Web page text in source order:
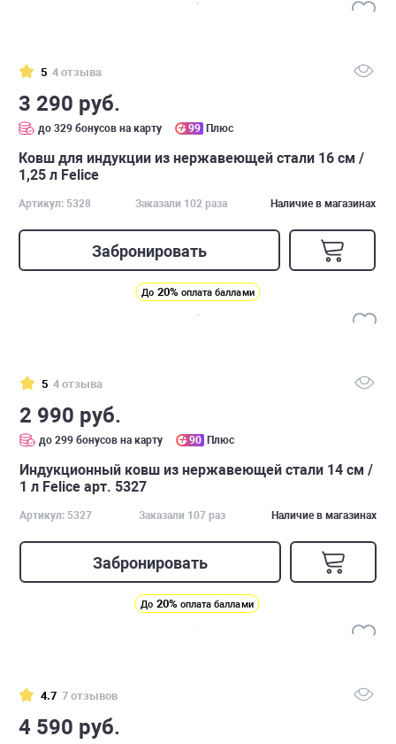
5 4 отзыва
3 290 руб.
до 329 бонусов на карту 99 Плюс
Ковш для индукции из нержавеющей стали 16 см /
1,25 л Felice
Артикул: 5328 Заказали 102 раза Наличие в магазинах
Забронировать
До 20% оплата баллами
5 4 отзыва
2 990 руб.
до 299 бонусов на карту 90 Плюс
Индукционный ковш из нержавеющей стали 14 см /
1 л Felice арт. 5327
Артикул: 5327 Заказали 107 раз Наличие в магазинах
Забронировать
До 20% оплата баллами
4.7 7 отзывов
4 590 руб.